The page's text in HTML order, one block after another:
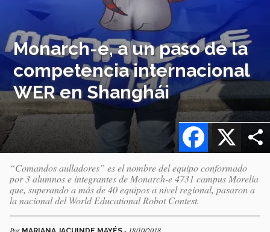
Monarch-e, a un paso de la
competencia internacional
WER en Shanghái
X
Facebook
“Comandos aulladores” es el nombre del equipo conformado
por 3 alumnos e integrantes de Monarch-e 4731 campus Morelia
que, superando a más de 40 equipos a nivel regional, pasaron a
la nacional del World Educational Robot Contest.
Por
- 18/10/2018